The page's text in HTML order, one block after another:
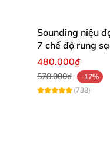
Sounding niệu
7 chế độ rung
480.000₫
578.000₫
-17%
(738)